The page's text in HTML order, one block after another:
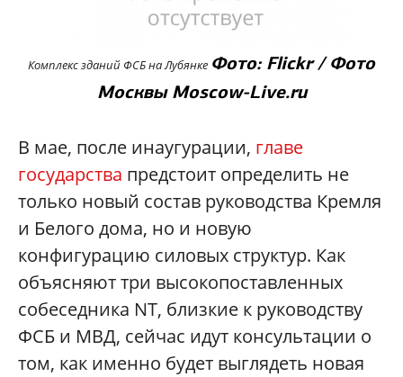
Комплекс зданий ФСБ на Лубянке Фото: Flickr / Фото
Москвы Moscow-Live.ru
В мае, после инаугурации, главе
государства предстоит определить не
только новый состав руководства Кремля
и Белого дома, но и новую
конфигурацию силовых структур. Как
объясняют три высокопоставленных
собеседника NT, близкие к руководству
ФСБ и МВД, сейчас идут консультации о
том, как именно будет выглядеть новая